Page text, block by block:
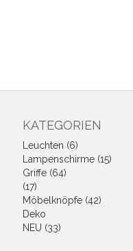
KATEGORIEN
Leuchten (6)
Lampenschirme (15)
Griffe (64)
(17)
Möbelknöpfe (42)
Deko
NEU (33)